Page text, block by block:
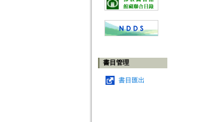
書目管理
書目匯出